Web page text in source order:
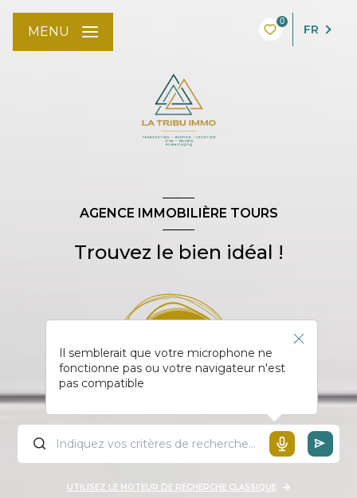
0
FR
MENU
AGENCE IMMOBILIÈRE TOURS
Trouvez le bien idéal !
Il semblerait que votre microphone ne
fonctionne pas ou votre navigateur n'est
pas compatible
UTILISEZ LE MOTEUR DE RECHERCHE CLASSIQUE